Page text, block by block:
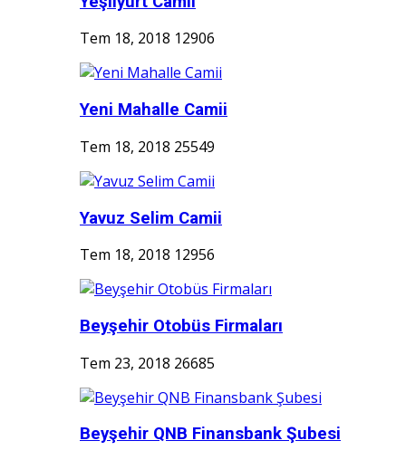
Tem 18, 2018 12906
Yeni Mahalle Camii
Tem 18, 2018 25549
Yavuz Selim Camii
Tem 18, 2018 12956
Beyşehir Otobüs Firmaları
Tem 23, 2018 26685
Beyşehir QNB Finansbank Şubesi